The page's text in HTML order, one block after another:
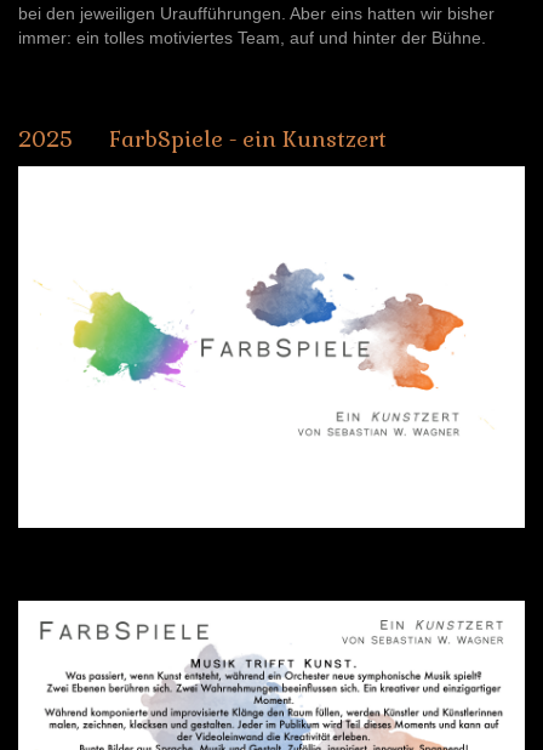
bei den jeweiligen Uraufführungen. Aber eins hatten wir bisher
immer: ein tolles motiviertes Team, auf und hinter der Bühne.
2025 FarbSpiele - ein Kunstzert